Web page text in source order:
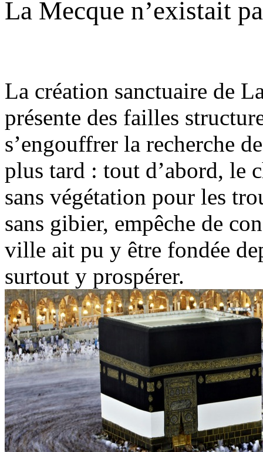
La Mecque n’existait
La création sanctuaire de
présente des failles
s’engouffrer la recherche
plus tard : tout d’abord, le
sans végétation pour les
sans gibier, empêche de
ville ait pu y être fondée
surtout y prospérer.